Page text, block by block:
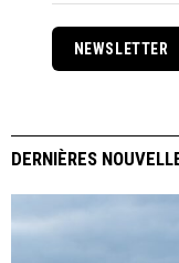
NEWSLETTER
DERNIÈRES